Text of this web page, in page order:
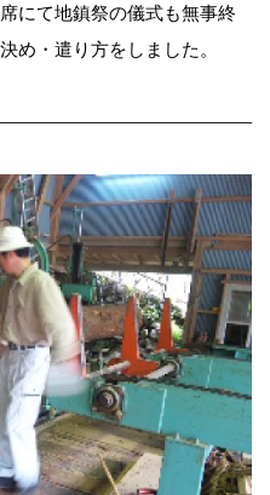
にて地鎮祭の儀式も無事終
め・遣り方をしました。